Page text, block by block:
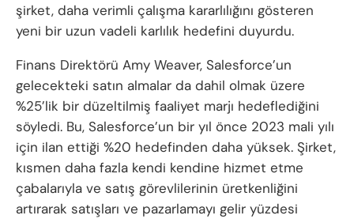
şirket, daha verimli çalışma kararlılığını gösteren
yeni bir uzun vadeli karlılık hedefini duyurdu.
Finans Direktörü Amy Weaver, Salesforce’un
gelecekteki satın almalar da dahil olmak üzere
%25’lik bir düzeltilmiş faaliyet marjı hedeflediğini
söyledi. Bu, Salesforce’un bir yıl önce 2023 mali yılı
için ilan ettiği %20 hedefinden daha yüksek. Şirket,
kısmen daha fazla kendi kendine hizmet etme
çabalarıyla ve satış görevlilerinin üretkenliğini
artırarak satışları ve pazarlamayı gelir yüzdesi